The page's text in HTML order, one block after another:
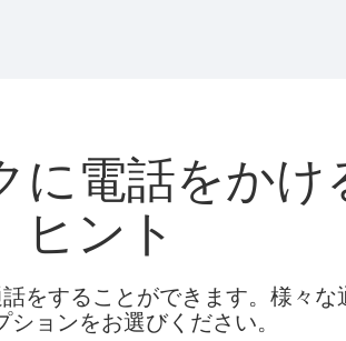
に電話をかけ
ヒント
をすることができます。様々
ションをお選びください。